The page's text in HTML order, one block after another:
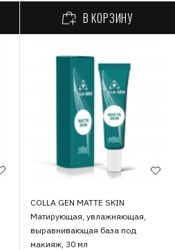
В КОРЗИНУ
COLLA GEN MATTE SKIN
Матирующая, увлажняющая,
выравнивающая база под
макияж, 30 мл